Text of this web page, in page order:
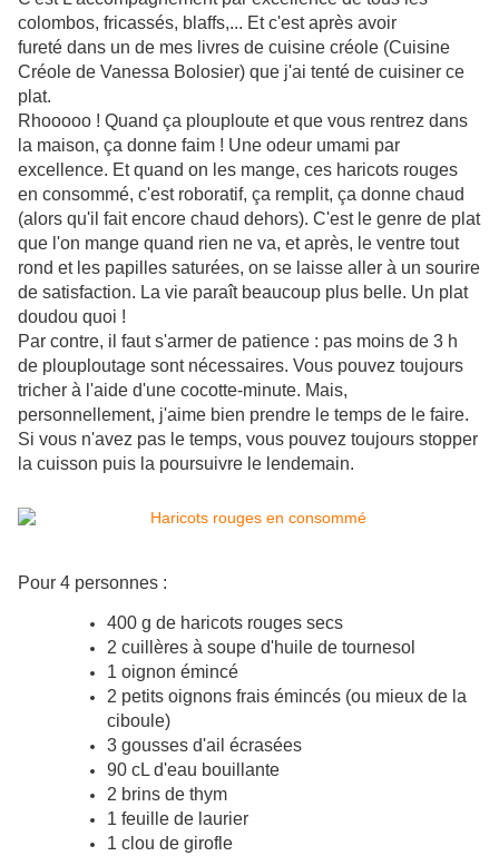
colombos, fricassés, blaffs,... Et c'est après avoir
fureté dans un de mes livres de cuisine créole (Cuisine
Créole de Vanessa Bolosier) que j'ai tenté de cuisiner ce
plat.
Rhooooo ! Quand ça plouploute et que vous rentrez dans
la maison, ça donne faim ! Une odeur umami par
excellence. Et quand on les mange, ces haricots rouges
en consommé, c'est roboratif, ça remplit, ça donne chaud
(alors qu'il fait encore chaud dehors). C'est le genre de plat
que l'on mange quand rien ne va, et après, le ventre tout
rond et les papilles saturées, on se laisse aller à un sourire
de satisfaction. La vie paraît beaucoup plus belle. Un plat
doudou quoi !
Par contre, il faut s'armer de patience : pas moins de 3 h
de plouploutage sont nécessaires. Vous pouvez toujours
tricher à l'aide d'une cocotte-minute. Mais,
personnellement, j'aime bien prendre le temps de le faire.
Si vous n'avez pas le temps, vous pouvez toujours stopper
la cuisson puis la poursuivre le lendemain.
Pour 4 personnes :
400 g de haricots rouges secs
2 cuillères à soupe d'huile de tournesol
1 oignon émincé
2 petits oignons frais émincés (ou mieux de la
ciboule)
3 gousses d'ail écrasées
90 cL d'eau bouillante
2 brins de thym
1 feuille de laurier
1 clou de girofle